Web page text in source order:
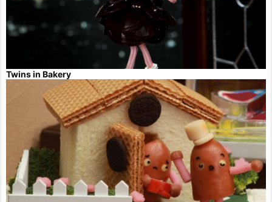
Twins in Bakery